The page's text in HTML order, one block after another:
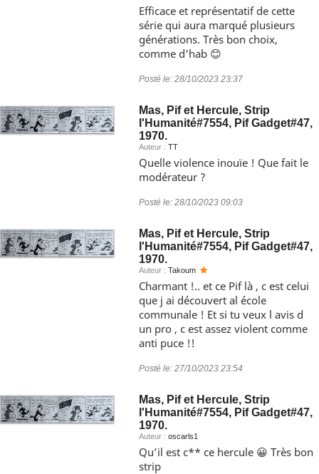
Efficace et représentatif de cette
série qui aura marqué plusieurs
générations. Très bon choix,
comme d'hab 😊
Posté le: 28/10/2023 23:37
Mas, Pif et Hercule, Strip
l'Humanité#7554, Pif Gadget#47,
1970.
Auteur : TT
Quelle violence inouïe ! Que fait le
modérateur ?
Posté le: 28/10/2023 09:03
Mas, Pif et Hercule, Strip
l'Humanité#7554, Pif Gadget#47,
1970.
Auteur : Takoum
Charmant !.. et ce Pif là , c est celui
que j ai découvert al école
communale ! Et si tu veux l avis d
un pro , c est assez violent comme
anti puce !!
Posté le: 27/10/2023 23:54
Mas, Pif et Hercule, Strip
l'Humanité#7554, Pif Gadget#47,
1970.
Auteur : oscarls1
Qu’il est c** ce hercule 😀 Très bon
strip